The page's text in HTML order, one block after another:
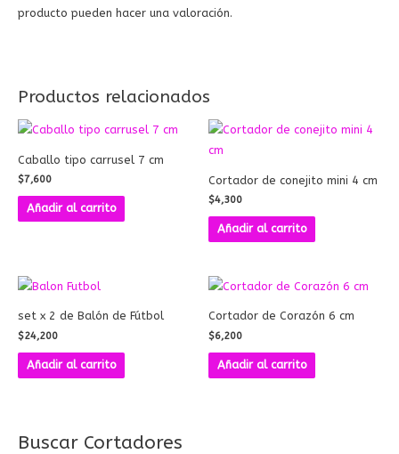
Buscar Cortadores
producto pueden hacer una valoración.
Productos relacionados
Caballo tipo carrusel 7 cm
$7,600
Añadir al carrito
Cortador de conejito mini 4 cm
$4,300
Añadir al carrito
set x 2 de Balón de Fútbol
$24,200
Añadir al carrito
Cortador de Corazón 6 cm
$6,200
Añadir al carrito